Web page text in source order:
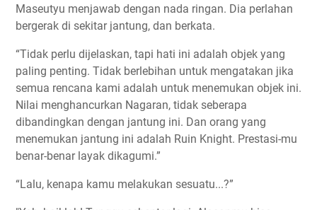
Maseutyu menjawab dengan nada ringan. Dia perlahan
bergerak di sekitar jantung, dan berkata.
“Tidak perlu dijelaskan, tapi hati ini adalah objek yang
paling penting. Tidak berlebihan untuk mengatakan jika
semua rencana kami adalah untuk menemukan objek ini.
Nilai menghancurkan Nagaran, tidak seberapa
dibandingkan dengan jantung ini. Dan orang yang
menemukan jantung ini adalah Ruin Knight. Prestasi-mu
benar-benar layak dikagumi.”
“Lalu, kenapa kamu melakukan sesuatu...?”